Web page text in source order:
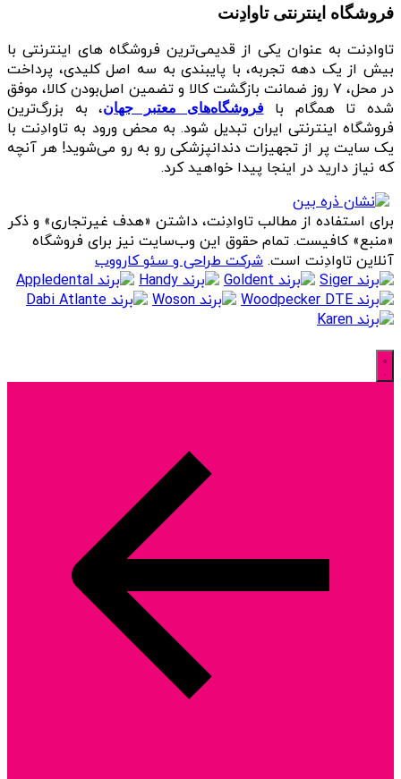
فروشگاه اینترنتی تاوادِنت
تاوادِنت به عنوان یکی از قدیمی‌ترین فروشگاه های اینترنتی با
بیش از یک دهه تجربه، با پایبندی به سه اصل کلیدی، پرداخت
در محل، ۷ روز ضمانت بازگشت کالا و تضمین اصل‌بودن کالا، موفق
شده تا همگام بافروشگاه‌های معتبر جهان، به بزرگ‌ترین
فروشگاه اینترنتی ایران تبدیل شود. به محض ورود به تاوادِنت با
یک سایت پر از تجهیزات دندانپزشکی رو به رو می‌شوید! هر آنچه
که نیاز دارید در اینجا پیدا خواهید کرد.
برای استفاده از مطالب تاوادِنت، داشتن «هدف غیرتجاری» و ذکر
«منبع» کافیست. تمام حقوق اين وب‌سايت نیز برای فروشگاه
آنلاین تاوادِنت است. شرکت طراحی و سئو کارووب